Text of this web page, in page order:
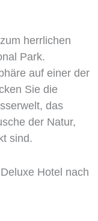
herrlichen
Park.
auf einer der
Sie die
das
der Natur,
sind.
Hotel nach